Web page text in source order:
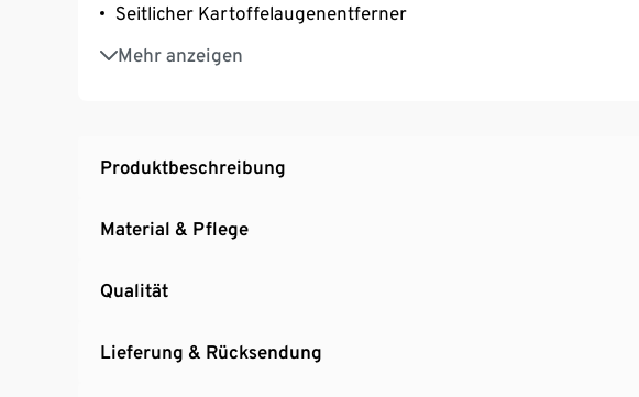
Seitlicher Kartoffelaugenentferner
Mehr anzeigen
Spülmaschinengeeignet
Hergestellt in der Schweiz
Produktbeschreibung
Material & Pflege
Qualität
Lieferung & Rücksendung